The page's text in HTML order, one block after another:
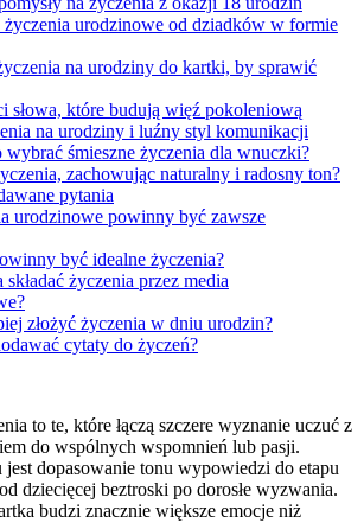
życzenia urodzinowe od dziadków w formie
na urodziny do kartki, by sprawić
słowa, które budują więź pokoleniową
na urodziny i luźny styl komunikacji
śmieszne życzenia dla wnuczki?
zachowując naturalny i radosny ton?
pytania
urodzinowe powinny być zawsze
być idealne życzenia?
życzenia przez media
złożyć życzenia w dniu urodzin?
cytaty do życzeń?
to te, które łączą szczere wyznanie uczuć z
do wspólnych wspomnień lub pasji.
jest dopasowanie tonu wypowiedzi do etapu
dziecięcej beztroski po dorosłe wyzwania.
budzi znacznie większe emocje niż